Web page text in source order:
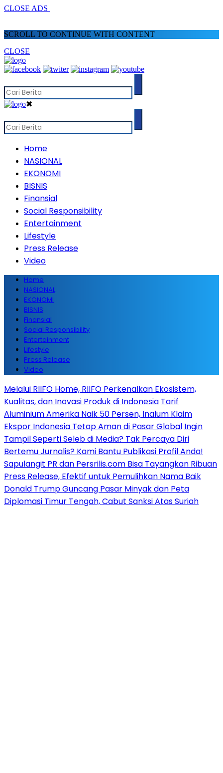
CLOSE ADS
SCROLL TO CONTINUE WITH CONTENT
CLOSE
✖
Home
NASIONAL
EKONOMI
BISNIS
Finansial
Social Responsibility
Entertainment
Lifestyle
Press Release
Video
Home
NASIONAL
EKONOMI
BISNIS
Finansial
Social Responsibility
Entertainment
Lifestyle
Press Release
Video
Melalui RIIFO Home, RIIFO Perkenalkan Ekosistem,
Kualitas, dan Inovasi Produk di Indonesia Tarif
Aluminium Amerika Naik 50 Persen, Inalum Klaim
Ekspor Indonesia Tetap Aman di Pasar Global Ingin
Tampil Seperti Seleb di Media? Tak Percaya Diri
Bertemu Jurnalis? Kami Bantu Publikasi Profil Anda!
Sapulangit PR dan Persrilis.com Bisa Tayangkan Ribuan
Press Release, Efektif untuk Pemulihkan Nama Baik
Donald Trump Guncang Pasar Minyak dan Peta
Diplomasi Timur Tengah, Cabut Sanksi Atas Suriah